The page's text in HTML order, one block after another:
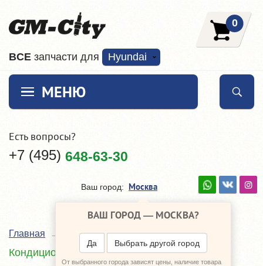
ВCE запчасти для Hyundai
0
МЕНЮ
Есть вопросы?
+7 (495) 648-63-30
Ваш город: Москва
ВАШ ГОРОД — МОСКВА?
Да Выбрать другой город
От выбранного города зависят цены, наличие товара
Главная Каталог Hyundai Sonata VII
Кондиционер - отопление